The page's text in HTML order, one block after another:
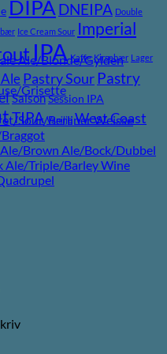
Ale/Blonde/Gylden
Grisette
Sour/Berliner Weisse
Brown Ale/Bock/Dubbel
Ale/Triple/Barley Wine
DIPA DNEIPA Double
Ice Cream Sour Imperial
IPA Kaffe Kirsebær Lager
Pastry Sour Pastry
SaisonSession IPA
TIPA Vanilje West Coast